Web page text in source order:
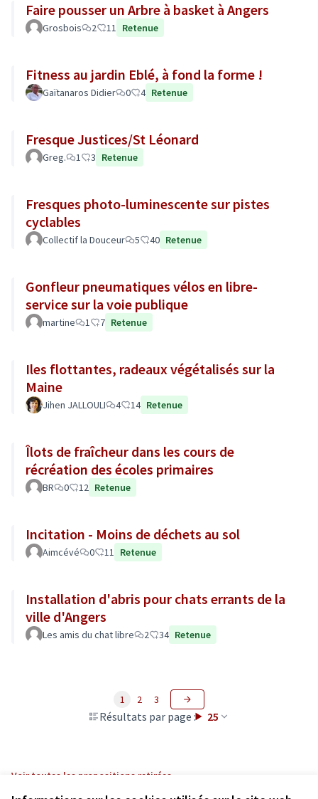
Faire pousser un Arbre à basket à Angers
Grosbois 2 11 Retenue
Fitness au jardin Eblé, à fond la forme !
Gaïtanaros Didier 0 4 Retenue
Fresque Justices/St Léonard
Greg. 1 3 Retenue
Fresques photo-luminescente sur pistes
cyclables
Collectif la Douceur 5 40 Retenue
Gonfleur pneumatiques vélos en libre-
service sur la voie publique
martine 1 7 Retenue
Iles flottantes, radeaux végétalisés sur la
Maine
Jihen JALLOULI 4 14 Retenue
Îlots de fraîcheur dans les cours de
récréation des écoles primaires
BR 0 12 Retenue
Incitation - Moins de déchets au sol
Aimcévé 0 11 Retenue
Installation d'abris pour chats errants de la
ville d'Angers
Les amis du chat libre 2 34 Retenue
Résultats par page : 25
1 2 3
Voir toutes les propositions retirées